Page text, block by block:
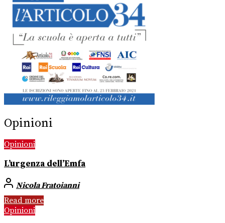
Opinioni
Opinioni
L’urgenza dell’Emfa
Nicola Fratoianni
Read more
Opinioni